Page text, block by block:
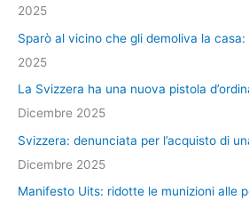
2025
Sparò al vicino che gli demoliva la casa:
2025
La Svizzera ha una nuova pistola
Dicembre 2025
Svizzera: denunciata per l’acquisto di
Dicembre 2025
Manifesto Uits: ridotte le munizioni alle